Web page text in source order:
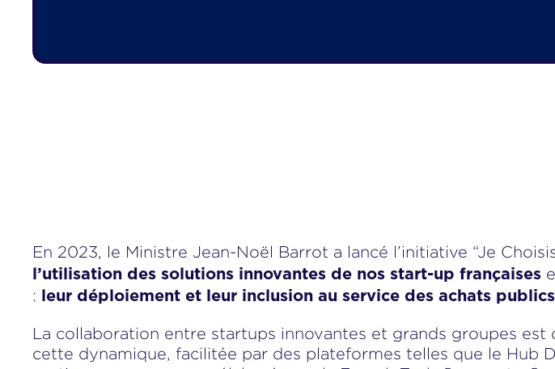
En 2023, le Ministre Jean-Noël Barrot a lancé l’initiative “Je
l’utilisation des solutions innovantes de nos start-up françaises
:
leur déploiement et leur inclusion au service des achats
La collaboration entre startups innovantes et grands groupes
cette dynamique, facilitée par des plateformes telles que le Hub